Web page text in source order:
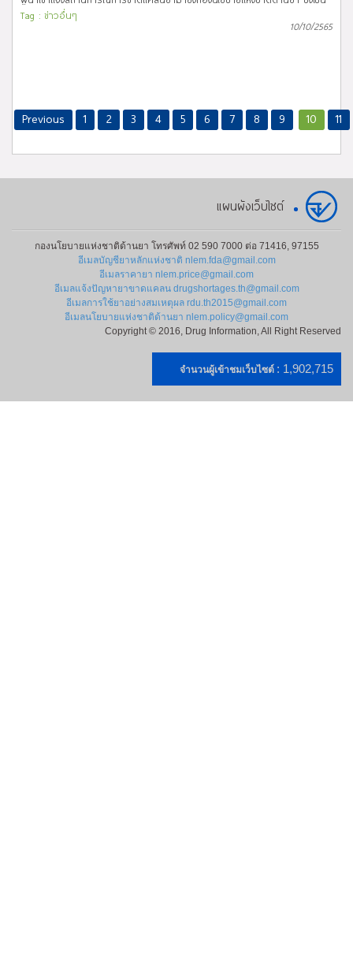
หน่วยงานในการประสาน รับเรื่อง ตรวจสอบข้อมูล พิจารณาแนวทางแก้ไข
ประชาสัมพันธ์ พร้อมทั้งติดตามและเฝ้าระวังปัญหาการขาดแคลนยาในประเทศ
สาธารณสุข ซึ่งปัจจุบันปริมาณ Supply ไม่เพียงพอต่อความต้องการใช้ยาและ/หรือ
ไม่สามารถคาดการณ์ระยะเวลาในการกลับมาจำหน่ายเป็นปกติได้ สาเหตุการ
ปรับปรุง/แก้ไขทะเบียน/GMP (2) ขาดวัตถุดิบทางยา (3)
ความต้องการใช้ยาเพิ่มมากขึ้น (6) เรียกเก็บยาคืนจากท้องตลาด (7) อื่นๆ
Tag : ข่าวอื่นๆ
10/10/2565
Previous 1 2 3 4 5 6 7 8 9 10 11
แผนผังเว็บไซต์
กองนโยบายแห่งชาติด้านยา โทรศัพท์ 02 590 7000 ต่อ 71416, 97155
อีเมลบัญชียาหลักแห่งชาติ nlem.fda@gmail.com
อีเมลราคายา nlem.price@gmail.com
อีเมลแจ้งปัญหายาขาดแคลน drugshortages.th@gmail.com
อีเมลการใช้ยาอย่างสมเหตุผล rdu.th2015@gmail.com
อีเมลนโยบายแห่งชาติด้านยา nlem.policy@gmail.com
Copyright © 2016, Drug Information, All Right Reserved
จำนวนผู้เข้าชมเว็บไซต์ : 1,902,715